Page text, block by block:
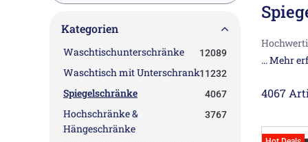
Kategorien
Waschtischunterschränke 12089
Waschtisch mit Unterschrank11232
Spiegelschränke 4067
Hochschränke &
Hängeschränke
3767
HSK,
Hier
... Mehr
4067